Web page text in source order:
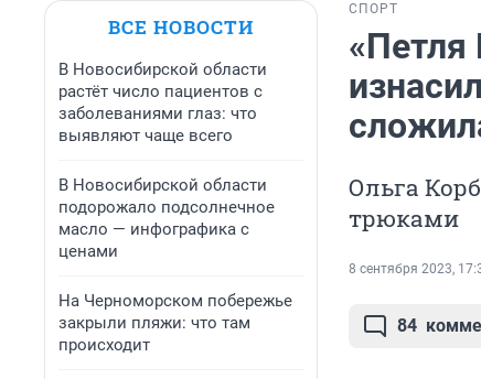
ВСЕ НОВОСТИ
В Новосибирской области
растёт число пациентов с
заболеваниями глаз: что
выявляют чаще всего
В Новосибирской области
подорожало подсолнечное
масло — инфографика с
ценами
На Черноморском побережье
закрыли пляжи: что там
происходит
СПОРТ
«Петля
Ольга
трюками
8 сентября 2023,
84